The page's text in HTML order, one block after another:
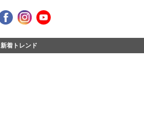
新着トレンド